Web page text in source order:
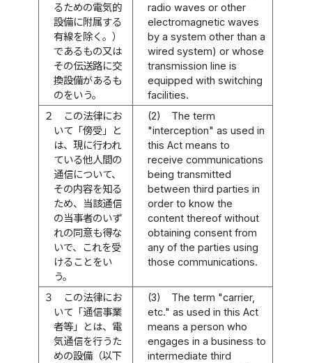
るための電気的
設備に附属する
有線を除く。）
であるもの又は
その伝送路に交
換設備があるも
のをいう。
radio waves or other
electromagnetic waves
by a system other than a
wired system) or whose
transmission line is
equipped with switching
facilities.
２
この法律にお
いて「傍受」と
は、現に行われ
ている他人間の
通信について、
その内容を知る
ため、当該通信
の当事者のいず
れの同意も得な
いで、これを受
けることをい
う。
(2)
The term
"interception" as used in
this Act means to
receive communications
being transmitted
between third parties in
order to know the
content thereof without
obtaining consent from
any of the parties using
those communications.
３
この法律にお
いて「通信事業
者等」とは、電
気通信を行うた
めの設備（以下
(3)
The term "carrier,
etc." as used in this Act
means a person who
engages in a business to
intermediate third